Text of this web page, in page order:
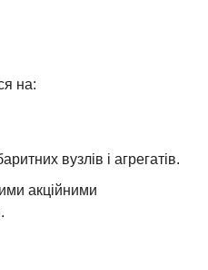
на:
вузлів і агрегатів.
акційними